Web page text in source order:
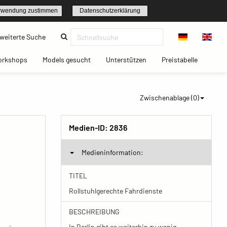
zustimmen Datenschutzerklärung
Suche(current)
(current)Models gesucht(current)Unterstützen(current)Preistabelle(current)
Zwischenablage (0)
Medien-ID: 2836
Medieninformation:
TITEL
Rollstuhlgerechte Fahrdienste
BESCHREIBUNG